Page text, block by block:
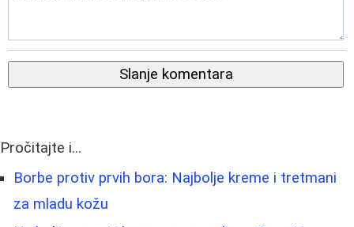
Slanje komentara
Pročitajte i...
Borbe protiv prvih bora: Najbolje kreme i tretmani
za mladu kožu